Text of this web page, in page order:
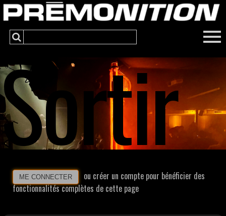
Sortir
ME CONNECTER
ou créer un compte pour bénéficier des
fonctionnalités complètes de cette page